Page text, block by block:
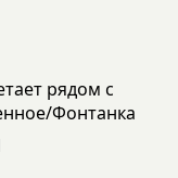
рядом с
Фонтанка